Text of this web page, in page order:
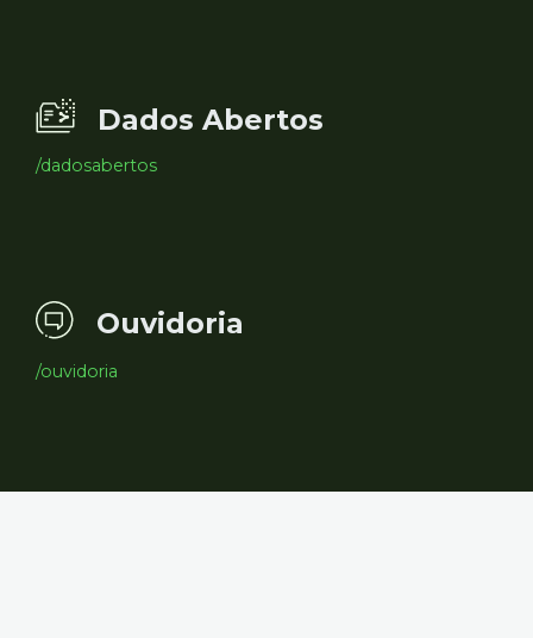
Dados Abertos
/dadosabertos
Ouvidoria
/ouvidoria